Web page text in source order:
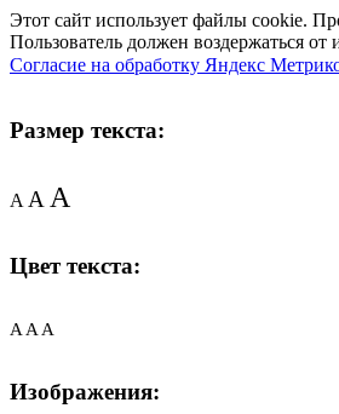
Этот сайт использует файлы cookie.
Пользователь должен воздержаться от
Согласие на обработку Яндекс
Размер текста:
AAA
Цвет текста:
A A A
Изображения: